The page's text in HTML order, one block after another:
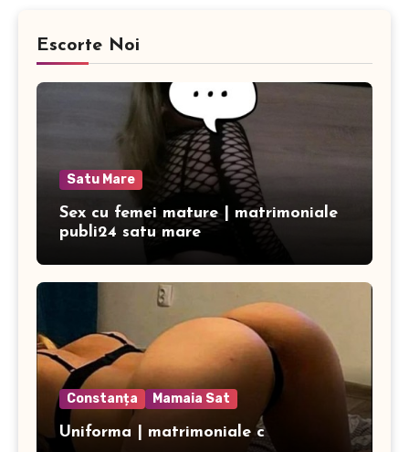
Escorte Noi
Satu Mare
Sex cu femei mature | matrimoniale
publi24 satu mare
Constanța Mamaia Sat
Uniforma | matrimoniale c